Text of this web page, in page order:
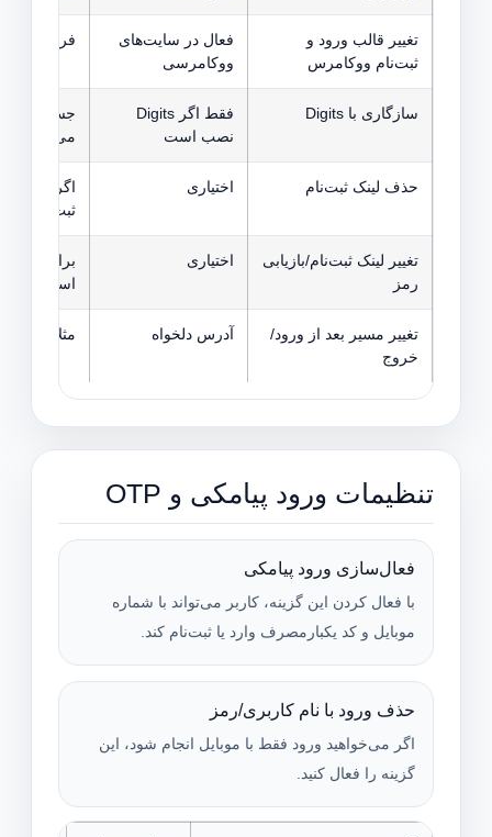
تغییر قالب ورود و
ثبت‌نام ووکامرس
فعال در سایت‌های
ووکامرسی
فرم ورود/
سازگاری با Digits
فقط اگر Digits
نصب است
می‌کند.
حذف لینک ثبت‌نام اختیاری
اگر
ثبت‌نام
تغییر لینک ثبت‌نام/بازیابی
رمز
اختیاری
برای
استفاده
تغییر مسیر بعد از ورود/
خروج
آدرس دلخواه مثلاً بعد
تنظیمات ورود پیامکی و OTP
فعال‌سازی ورود پیامکی
با فعال کردن این گزینه، کاربر می‌تواند با شماره
موبایل و کد یکبارمصرف وارد یا ثبت‌نام کند.
حذف ورود با نام کاربری/رمز
اگر می‌خواهید ورود فقط با موبایل انجام شود، این
گزینه را فعال کنید.